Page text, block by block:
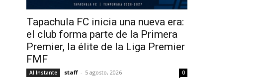
Tapachula FC inicia una nueva era:
el club forma parte de la Primera
Premier, la élite de la Liga Premier
FMF
Al Instante staff - 5 agosto, 2026 0